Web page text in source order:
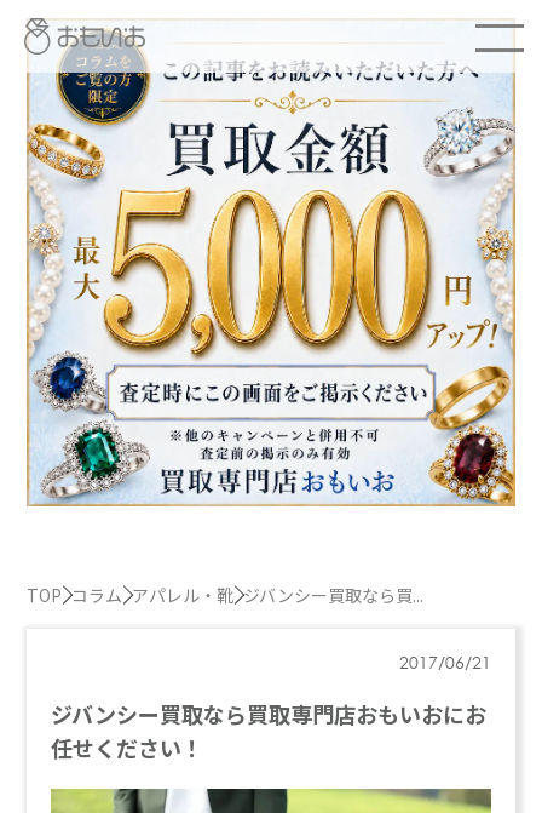
TOP コラム アパレル・靴 ジバンシー買取なら買...
2017/06/21
ジバンシー買取なら買取専門店おもいおにお
任せください！